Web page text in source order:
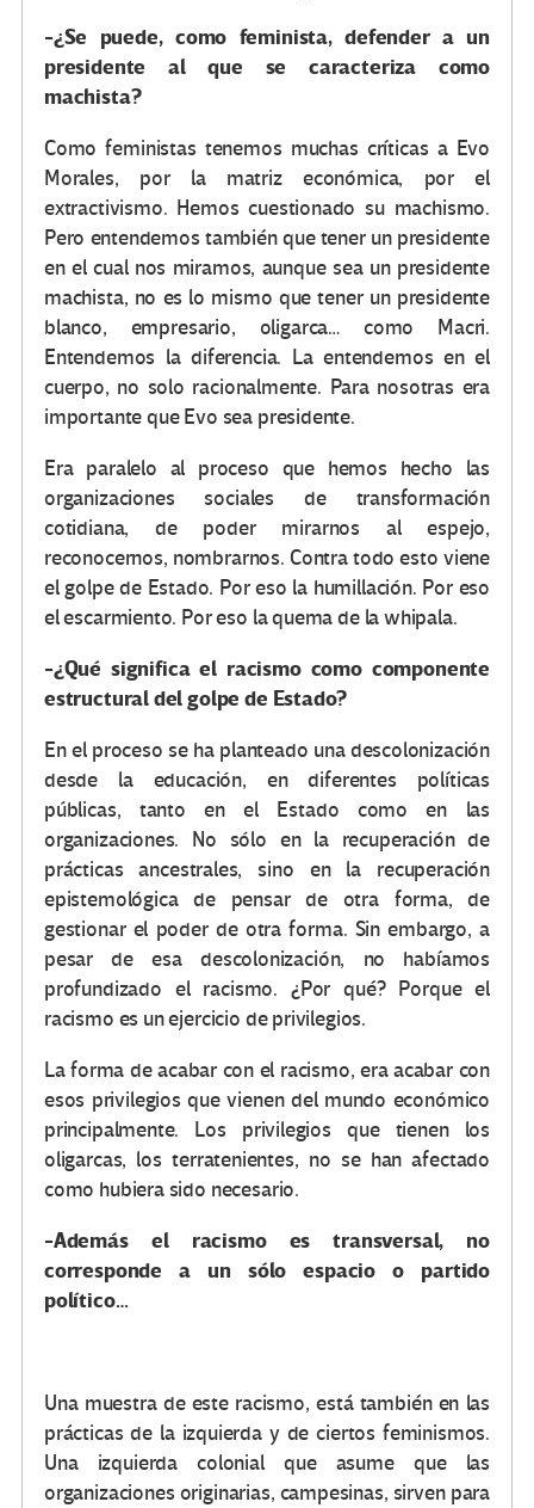
-¿Se puede, como feminista, defender a un
presidente al que se caracteriza como
machista?
Como feministas tenemos muchas críticas a Evo
Morales, por la matriz económica, por el
extractivismo. Hemos cuestionado su machismo.
Pero entendemos también que tener un presidente
en el cual nos miramos, aunque sea un presidente
machista, no es lo mismo que tener un presidente
blanco, empresario, oligarca… como Macri.
Entendemos la diferencia. La entendemos en el
cuerpo, no solo racionalmente. Para nosotras era
importante que Evo sea presidente.
Era paralelo al proceso que hemos hecho las
organizaciones sociales de transformación
cotidiana, de poder mirarnos al espejo,
reconocernos, nombrarnos. Contra todo esto viene
el golpe de Estado. Por eso la humillación. Por eso
el escarmiento. Por eso la quema de la whipala.
-¿Qué significa el racismo como componente
estructural del golpe de Estado?
En el proceso se ha planteado una descolonización
desde la educación, en diferentes políticas
públicas, tanto en el Estado como en las
organizaciones. No sólo en la recuperación de
prácticas ancestrales, sino en la recuperación
epistemológica de pensar de otra forma, de
gestionar el poder de otra forma. Sin embargo, a
pesar de esa descolonización, no habíamos
profundizado el racismo. ¿Por qué? Porque el
racismo es un ejercicio de privilegios.
La forma de acabar con el racismo, era acabar con
esos privilegios que vienen del mundo económico
principalmente. Los privilegios que tienen los
oligarcas, los terratenientes, no se han afectado
como hubiera sido necesario.
-Además el racismo es transversal, no
corresponde a un sólo espacio o partido
político…
Una muestra de este racismo, está también en las
prácticas de la izquierda y de ciertos feminismos.
Una izquierda colonial que asume que las
organizaciones originarias, campesinas, sirven para